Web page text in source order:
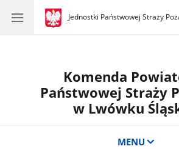
gov.pl
Jednostki Państwowej Straży
gov.pl
Jednostki
Komenda
Państwowej Straży
w Lwówku
MENU